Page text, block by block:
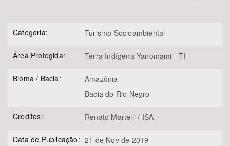
Categoria: Turismo Socioambiental
Área Protegida: Terra Indígena Yanomami - TI
Bioma / Bacia:
Amazônia
Bacia do Rio Negro
Créditos: Renato Martelli / ISA
Data de Publicação: 21 de Nov de 2019